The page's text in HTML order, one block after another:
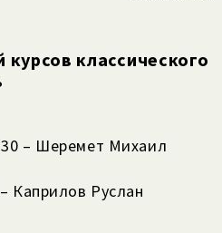
курсов классического
– Шеремет Михаил
Каприлов Руслан